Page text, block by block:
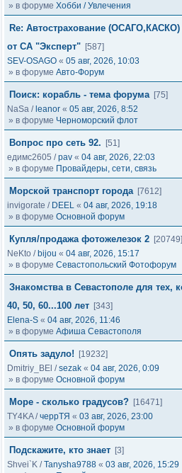
» в форуме Хобби / Увлечения
Re: Автострахование (ОСАГО,КАСКО)
от СА "Эксперт" [587]
SEV-OSAGO « 05 авг, 2026, 10:03
» в форуме Авто-Форум
Поиск: корабль - тема форума [75]
NaSa / leanor « 05 авг, 2026, 8:52
» в форуме Черноморский флот
Вопрос про сеть 92.
[51]
едимс2605 /pav « 04 авг, 2026, 22:03
» в форуме Провайдеры, сети, связь
Морской транспорт города [7612]
invigorate / DEEL « 04 авг, 2026, 19:18
» в форуме Основной форум
Купля/продажа фотожелезок 2 [20749]
NeKto / bijou « 04 авг, 2026, 15:17
» в форуме Севастопольский Фотофорум
Знакомства в Севастополе для тех,
40, 50, 60...100 лет [343]
Elena-S « 04 авг, 2026, 11:46
» в форуме Афиша Севастополя
Опять задуло!
[19232]
Dmitriy_BEl /sezak « 04 авг, 2026, 0:09
» в форуме Основной форум
Море - сколько градусов? [16471]
TY4KA/черрТЯ « 03 авг, 2026, 23:00
» в форуме Основной форум
Подскажите, кто знает [3]
Shvei`K /Tanysha9788 « 03 авг, 2026, 15:29